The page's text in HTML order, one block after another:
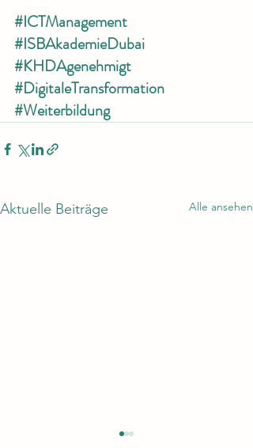
#ICTManagement
#ISBAkademieDubai
#KHDAgenehmigt
#DigitaleTransformation
#Weiterbildung
Aktuelle Beiträge Alle ansehen